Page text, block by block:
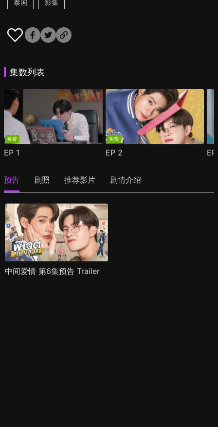
泰国 影集
集数列表
免费
EP 1
免费
EP 2
预告 剧照 推荐影片 剧情介绍
中间爱情 第6集预告 Trailer